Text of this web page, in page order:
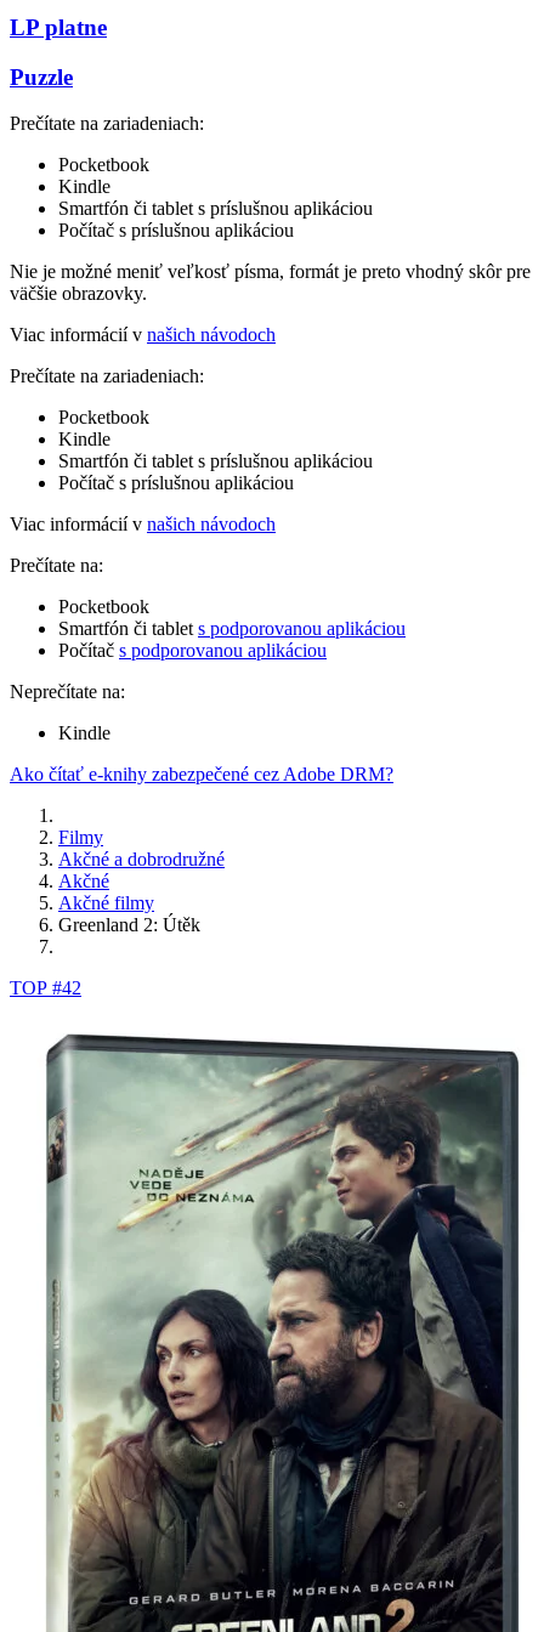
LP platne
Puzzle
Prečítate na zariadeniach:
Pocketbook
Kindle
Smartfón či tablet s príslušnou aplikáciou
Počítač s príslušnou aplikáciou
Nie je možné meniť veľkosť písma, formát je preto vhodný skôr pre
väčšie obrazovky.
Viac informácií v našich návodoch
Prečítate na zariadeniach:
Pocketbook
Kindle
Smartfón či tablet s príslušnou aplikáciou
Počítač s príslušnou aplikáciou
Viac informácií v našich návodoch
Prečítate na:
Pocketbook
Smartfón či tablet s podporovanou aplikáciou
Počítač s podporovanou aplikáciou
Neprečítate na:
Kindle
Ako čítať e-knihy zabezpečené cez Adobe DRM?
Filmy
Akčné a dobrodružné
Akčné
Akčné filmy
Greenland 2: Útěk
TOP #42